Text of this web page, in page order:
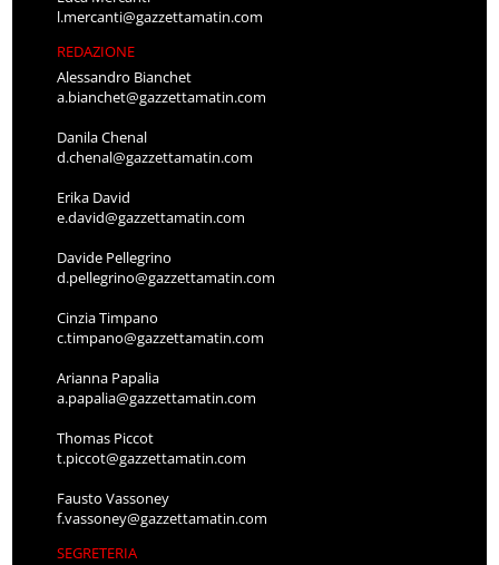
l.mercanti@gazzettamatin.com
REDAZIONE
Alessandro Bianchet
a.bianchet@gazzettamatin.com
Danila Chenal
d.chenal@gazzettamatin.com
Erika David
e.david@gazzettamatin.com
Davide Pellegrino
d.pellegrino@gazzettamatin.com
Cinzia Timpano
c.timpano@gazzettamatin.com
Arianna Papalia
a.papalia@gazzettamatin.com
Thomas Piccot
t.piccot@gazzettamatin.com
Fausto Vassoney
f.vassoney@gazzettamatin.com
SEGRETERIA